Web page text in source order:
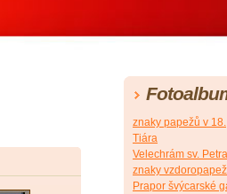
znaky papežů v
Tiára
Velechrám sv.
znaky
Prapor švýcarské